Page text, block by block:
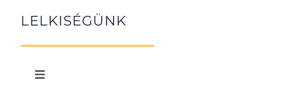
A Fokolár története
LELKISÉGÜNK
Toggle